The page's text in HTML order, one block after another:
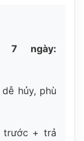
7 ngày:
hủy, phù
trước + trả